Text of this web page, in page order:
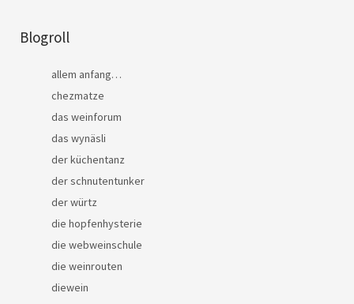
Blogroll
allem anfang…
chezmatze
das weinforum
das wynäsli
der küchentanz
der schnutentunker
der würtz
die hopfenhysterie
die webweinschule
die weinrouten
diewein